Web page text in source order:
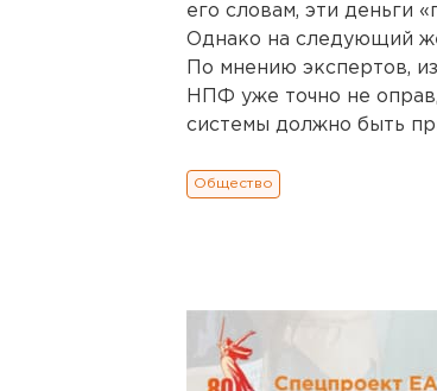
его словам, эти деньги
Однако на следующий
По мнению экспертов,
НПФ уже точно не
системы должно быть
Общество